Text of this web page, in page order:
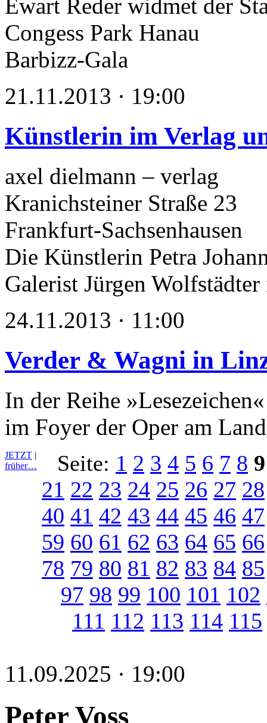
Ewart Reder widmet der
Congess Park Hanau
Barbizz-Gala
21.11.2013 · 19:00
Künstlerin im Verlag
axel dielmann – verlag
Kranichsteiner Straße 23
Frankfurt-Sachsenhausen
Die Künstlerin Petra
Galerist Jürgen
24.11.2013 · 11:00
Verder & Wagni in
In der Reihe »Lesezeichen«
im Foyer der Oper am
JETZT |
früher…
Seite: 1 2 3 4 5 6 7 8 9
21 22 23 24 25 26 27 28
40 41 42 43 44 45 46 47
59 60 61 62 63 64 65 66
78 79 80 81 82 83 84 85
97 98 99 100 101 102
111 112 113 114 115
11.09.2025 · 19:00
Peter Voss